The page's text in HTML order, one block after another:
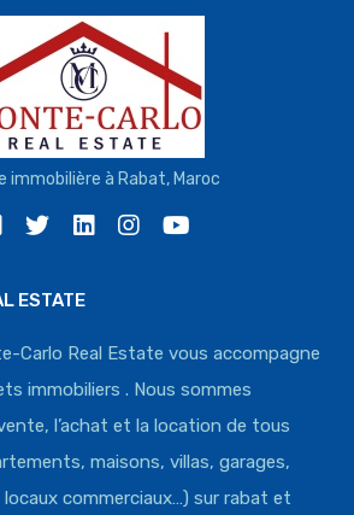
immobilière à Rabat, Maroc
ESTATE
Carlo Real Estate vous accompagne
immobiliers . Nous sommes
l’achat et la location de tous
maisons, villas, garages,
commerciaux…) sur rabat et